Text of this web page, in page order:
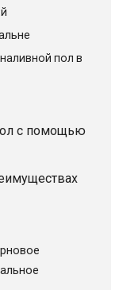
пол в
с помощью